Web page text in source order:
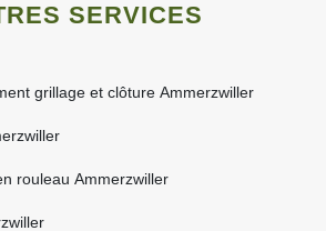
SERVICES
grillage et clôture Ammerzwiller
rouleau Ammerzwiller